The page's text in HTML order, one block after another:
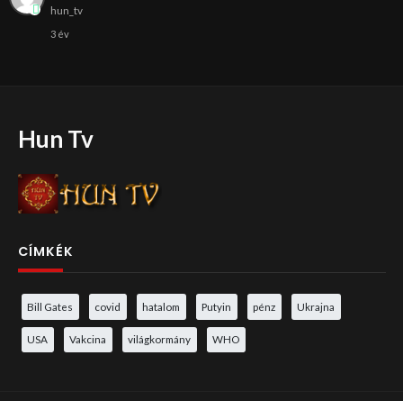
hun_tv
3 év
Hun Tv
CÍMKÉK
Bill Gates covid hatalom Putyin pénz Ukrajna
USA Vakcina világkormány WHO